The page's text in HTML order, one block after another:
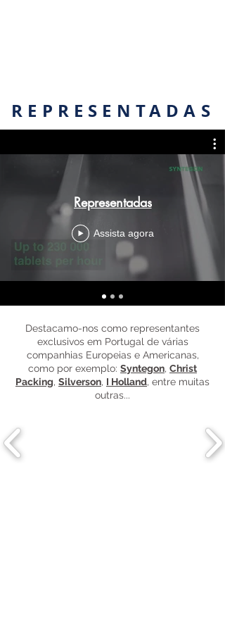
REPRESENTADAS
Representadas
Assista agora
Destacamo-nos como representantes
exclusivos em Portugal de várias
companhias Europeias e Americanas,
como por exemplo: Syntegon, Christ
Packing, Silverson, I Holland, entre muitas
outras...